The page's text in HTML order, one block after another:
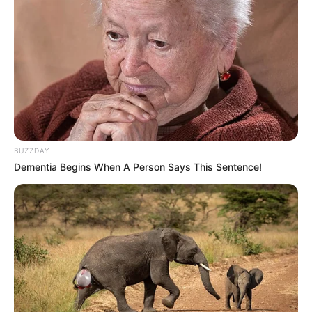
Toujours programmé pour cette course selon son
entraîneur, 6 HAWK MOUNTAIN affiche un
parcours exemplaire. Double lauréat au Curragh à 2
ans, vainqueur de Groupe 2 puis de Groupe 1, il a
confirmé toute sa qualité lors de sa rentrée
victorieuse dans le Prix de Guiche.
Son entourage le tient en très haute estime. Son
jockey s’est montré satisfait de sa récente prestation
tout en estimant qu’il demeurait encore immature.
rester plus concentré. Déjà expérimenté au plus
haut niveau, associé à Christophe Soumillon et
encore perfectible, il détient une première chance
théorique.
Les secondes chances très
compétitives dans le Prix du
BUZZDAY
Dementia Begins When A Person Says This Sentence!